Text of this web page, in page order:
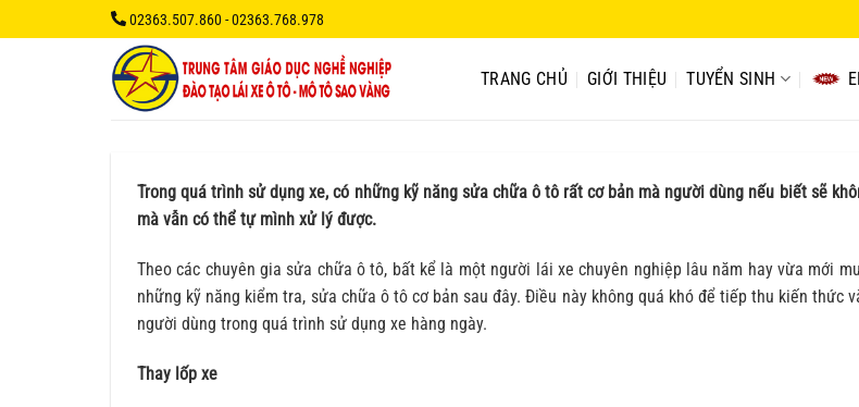
qua
02363.507.860 - 02363.768.978
TRANG CHỦ GIỚI THIỆU TUYỂN SINH
Trong quá trình sử dụng xe, có những kỹ năng sửa chữa ô tô rất cơ bản mà người dùng nếu biết sẽ
mà vẫn có thể tự mình xử lý được.
Theo các chuyên gia sửa chữa ô tô, bất kể là một người lái xe chuyên nghiệp lâu năm hay vừa mới
những kỹ năng kiểm tra, sửa chữa ô tô cơ bản sau đây. Điều này không quá khó để tiếp thu kiến thức
người dùng trong quá trình sử dụng xe hàng ngày.
Thay lốp xe